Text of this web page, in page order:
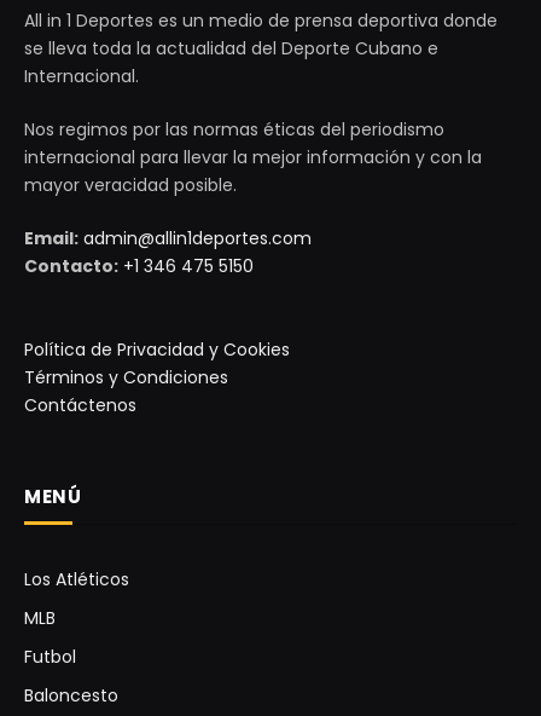
All in 1 Deportes es un medio de prensa deportiva donde
se lleva toda la actualidad del Deporte Cubano e
Internacional.
Nos regimos por las normas éticas del periodismo
internacional para llevar la mejor información y con la
mayor veracidad posible.
Email: admin@allin1deportes.com
Contacto: +1 346 475 5150
Política de Privacidad y Cookies
Términos y Condiciones
Contáctenos
MENÚ
Los Atléticos
MLB
Futbol
Baloncesto